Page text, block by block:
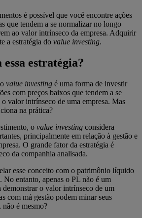
é possível que você encontre ações
que tendem a se normalizar no longo
ao valor intrínseco da empresa. Adquirir
a estratégia do value investing.
estratégia?
value investing é uma forma de investir
com preços baixos que tendem a se
valor intrínseco de uma empresa. Mas
na prática?
o value investing considera
principalmente em relação à gestão e
O grande fator da estratégia é
da companhia analisada.
esse conceito com o patrimônio líquido
entanto, apenas o PL não é um
o valor intrínseco de um
com má gestão podem minar seus
é mesmo?